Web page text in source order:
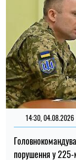
Ірина Де Люсто